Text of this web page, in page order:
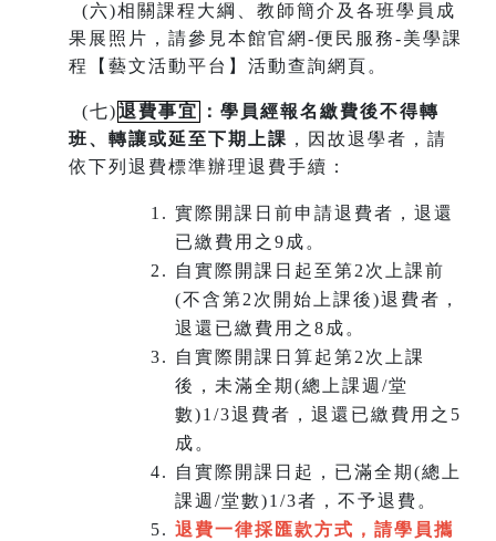
(六)相關課程大綱、教師簡介及各班學員成
果展照片，請參見本館官網-便民服務-美學課
程【藝文活動平台】活動查詢網頁。
(七)退費事宜
：學員經報名繳費後不得轉
班、 轉讓或延至下期上課 ，因故退學者，請
依下列退費標準辦理退費手續：
實際開課日前申請退費者，退還
已繳費用之9成。
自實際開課日起至第2次上課前
(不含第2次開始上課後)退費者，
退還已繳費用之8成。
自實際開課日算起第2次上課
後，未滿全期(總上課週/堂
數)1/3退費者，退還已繳費用之5
成。
自實際開課日起，已滿全期(總上
課週/堂數)1/3者，不予退費。
退費一律採匯款方式，請學員攜